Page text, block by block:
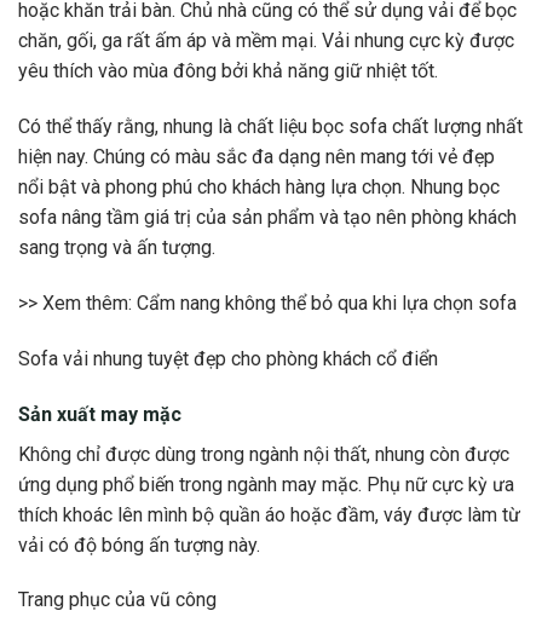
hoặc khăn trải bàn. Chủ nhà cũng có thể sử dụng vải để bọc
chăn, gối, ga rất ấm áp và mềm mại. Vải nhung cực kỳ được
yêu thích vào mùa đông bởi khả năng giữ nhiệt tốt.
Có thể thấy rằng, nhung là chất liệu bọc sofa chất lượng nhất
hiện nay. Chúng có màu sắc đa dạng nên mang tới vẻ đẹp
nổi bật và phong phú cho khách hàng lựa chọn. Nhung bọc
sofa nâng tầm giá trị của sản phẩm và tạo nên phòng khách
sang trọng và ấn tượng.
>> Xem thêm: Cẩm nang không thể bỏ qua khi lựa chọn sofa
Sofa vải nhung tuyệt đẹp cho phòng khách cổ điển
Sản xuất may mặc
Không chỉ được dùng trong ngành nội thất, nhung còn được
ứng dụng phổ biến trong ngành may mặc. Phụ nữ cực kỳ ưa
thích khoác lên mình bộ quần áo hoặc đầm, váy được làm từ
vải có độ bóng ấn tượng này.
Trang phục của vũ công